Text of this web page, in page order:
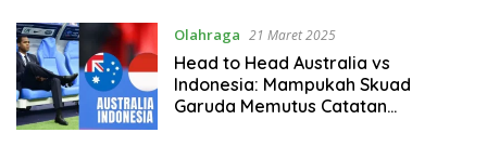
Olahraga 21 Maret 2025
Head to Head Australia vs
Indonesia: Mampukah Skuad
Garuda Memutus Catatan